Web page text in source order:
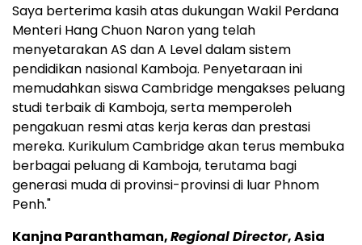
Saya berterima kasih atas dukungan Wakil Perdana
Menteri Hang Chuon Naron yang telah
menyetarakan AS dan A Level dalam sistem
pendidikan nasional Kamboja. Penyetaraan ini
memudahkan siswaCambridge mengakses peluang
studi terbaik di Kamboja, serta memperoleh
pengakuan resmi atas kerja keras dan prestasi
mereka. Kurikulum Cambridge akan terus membuka
berbagai peluang di Kamboja, terutama bagi
generasi muda di provinsi-provinsi di luar Phnom
Penh."
Kanjna Paranthaman,Regional Director,Asia